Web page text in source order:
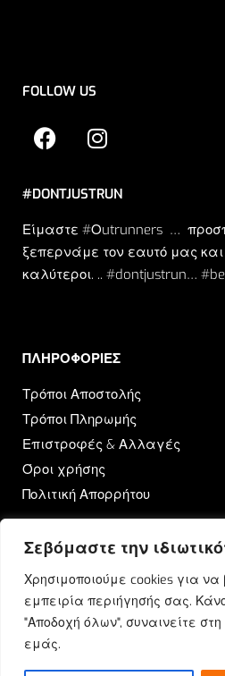
Σεβόμαστε την
Χρησιμοποιούμε cookies για
εμπειρία περιήγησής σας.
"Αποδοχή όλων", συναινείτε
εμάς.
FOLLOW US
#DONTJUSTRUN
Είμαστε #Οutrunners …
ξεπερνάμε τον εαυτό μας
καλύτεροι. .. #dontjustrun…
ΠΛΗΡΟΦΟΡΙΕΣ​
Τρόποι Αποστολής
Τρόποι Πληρωμής
Επιστροφές & Αλλαγές
Όροι χρήσης
Πολιτική Απορρήτου
OUTRUN
Ποιοι Είμαστε
Επικοινωνία
Blog